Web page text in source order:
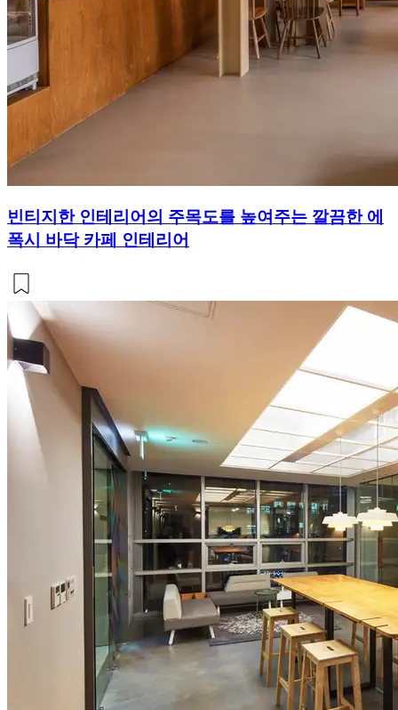
빈티지한 인테리어의 주목도를 높여주는 깔끔한 에
폭시 바닥 카페 인테리어